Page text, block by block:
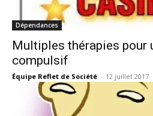
Dépendances
Multiples thérapies pour
compulsif
Équipe Reflet de Société - 12 juillet 2017